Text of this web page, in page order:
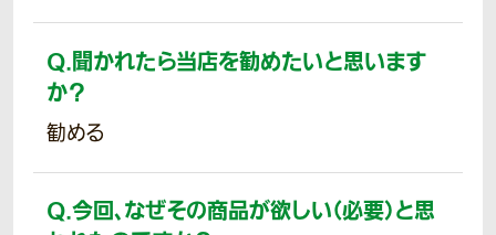
Q.聞かれたら当店を勧めたいと思います
か？
勧める
Q.今回、なぜその商品が欲しい（必要）と思